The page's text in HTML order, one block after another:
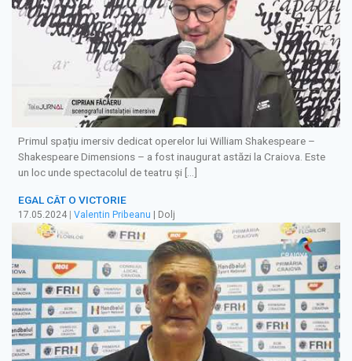
Primul spațiu imersiv dedicat operelor lui William Shakespeare –
Shakespeare Dimensions – a fost inaugurat astăzi la Craiova. Este
un loc unde spectacolul de teatru și […]
EGAL CÂT O VICTORIE
17.05.2024 | Valentin Pribeanu | Dolj